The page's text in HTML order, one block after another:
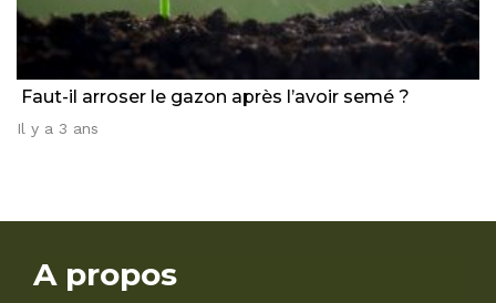
Faut-il arroser le gazon après l’avoir semé ?
Il y a 3 ans
A propos